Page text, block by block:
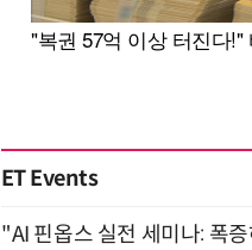
ET Events
"AI 핀옵스 실전 세미나: 폭